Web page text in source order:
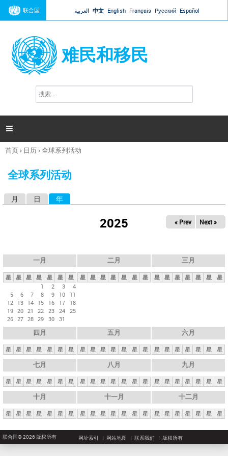
Jump to navigation
联合国 العربية 中文 English Français Русский Español
难民和移民
搜
索

你
这
首页› 日历›全球系列活动
全球系列活动
月 日 年
2025 « Prev Next »
一月
星 星 星 星 星 星
星
1
2 3
4
5
6 7 8 9 10
11
12 13 14 15 16 17
18
19 20 21 22 23 24 25
26 27 28 29 30 31
二月
星 星 星 星 星 星 星
三月
星 星 星 星 星 星 星
四月
星 星 星 星 星 星 星
五月
星 星 星 星 星 星 星
六月
星 星 星 星 星 星 星
七月
星 星 星 星 星 星 星
八月
星 星 星 星 星 星 星
九月
星 星 星 星 星 星 星
十月
星 星 星 星 星 星 星
十一月
星 星 星 星 星 星 星
十二月
星 星 星 星 星 星 星
联合国© 2026 版权所有 网址索引 网站地图 联系我们 版权所有